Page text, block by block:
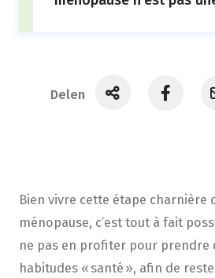
Delen
Bien vivre cette étape charnière
ménopause, c’est tout à fait
ne pas en profiter pour prendre
habitudes « santé », afin de